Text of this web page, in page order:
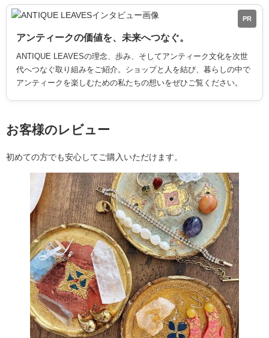
PR
アンティークの価値を、未来へつなぐ。
ANTIQUE LEAVESの理念、歩み、そしてアンティーク文化を次世
代へつなぐ取り組みをご紹介。ショップと人を結び、暮らしの中で
アンティークを楽しむための私たちの想いをぜひご覧ください。
お客様のレビュー
初めての方でも安心してご購入いただけます。